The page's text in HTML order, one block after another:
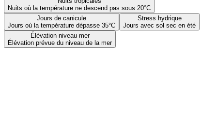
Nuits où la température ne descend pas sous 20°C
Jours de canicule
Jours où la température dépasse 35°C
Stress hydrique
Jours avec sol sec en été
Élévation niveau mer
Élévation prévue du niveau de la mer